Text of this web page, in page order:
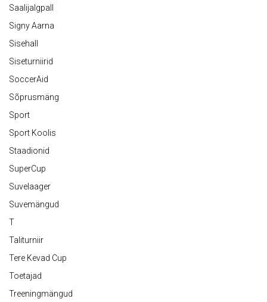
Saalijalgpall
Signy Aarna
Sisehall
Siseturniirid
SoccerAid
Sõprusmäng
Sport
Sport Koolis
Staadionid
SuperCup
Suvelaager
Suvemängud
T
Taliturniir
Tere Kevad Cup
Toetajad
Treeningmängud